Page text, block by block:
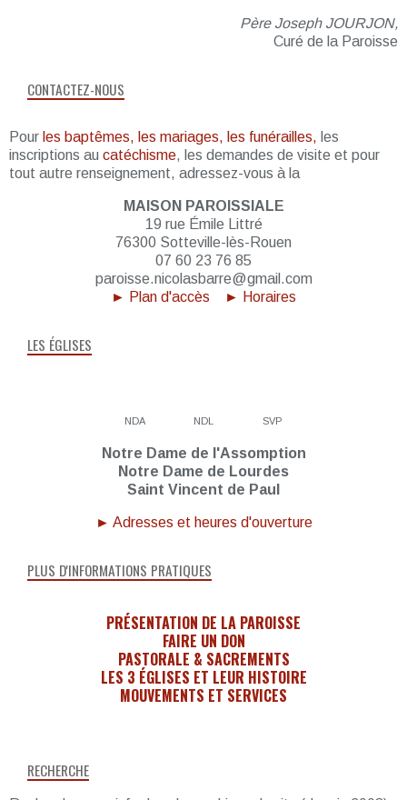
RECHERCHE
Père Joseph JOURJON,
Curé de la Paroisse
CONTACTEZ-NOUS
Pour les baptêmes, les mariages, les funérailles, les
inscriptions au catéchisme, les demandes de visite et pour
tout autre renseignement, adressez-vous à la
MAISON PAROISSIALE
19 rue Émile Littré
76300 Sotteville-lès-Rouen
07 60 23 76 85
paroisse.nicolasbarre@gmail.com
► Plan d'accès
► Horaires
LES ÉGLISES
NDA NDL SVP
Notre Dame de l'Assomption
Notre Dame de Lourdes
Saint Vincent de Paul
► Adresses et heures d'ouverture
PLUS D'INFORMATIONS PRATIQUES
PRÉSENTATION DE LA PAROISSE
FAIRE UN DON
PASTORALE & SACREMENTS
LES 3 ÉGLISES ET LEUR HISTOIRE
MOUVEMENTS ET SERVICES